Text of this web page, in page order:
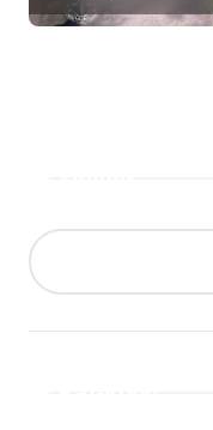
будівлю в